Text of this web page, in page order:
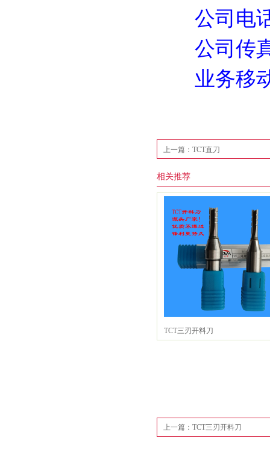
公司电话
公司传真
业务移动
上一篇：TCT直刀
相关推荐
TCT三刃开料刀
上一篇：TCT三刃开料刀